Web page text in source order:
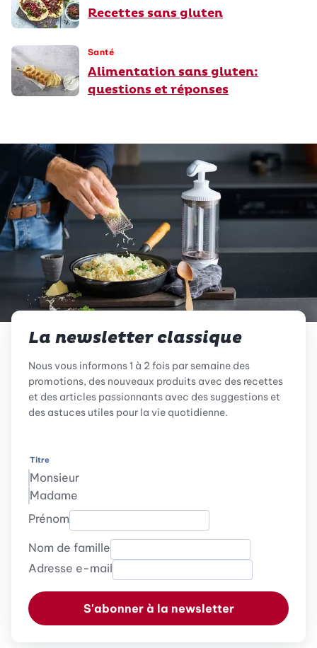
Recettes sans gluten
Santé
Alimentation sans gluten:
questions et réponses
La newsletter classique
Nous vous informons 1 à 2 fois par semaine des
promotions, des nouveaux produits avec des recettes
et des articles passionnants avec des suggestions et
des astuces utiles pour la vie quotidienne.
Titre
Monsieur
Madame
Prénom
Nom de famille
Adresse e-mail
S'abonner à la newsletter